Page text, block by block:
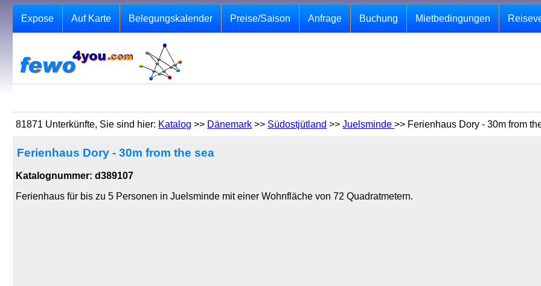
Expose Auf Karte Belegungskalender Preise/Saison Anfrage Buchung Mietbedingungen
81871 Unterkünfte, Sie sind hier: Katalog >> Dänemark >> Südostjütland >>Juelsminde>> Ferienhaus Dory - 30m from
Ferienhaus Dory - 30m from the sea
Katalognummer: d389107
Ferienhaus für bis zu 5 Personen in Juelsminde mit einer Wohnfläche von 72 Quadratmetern.